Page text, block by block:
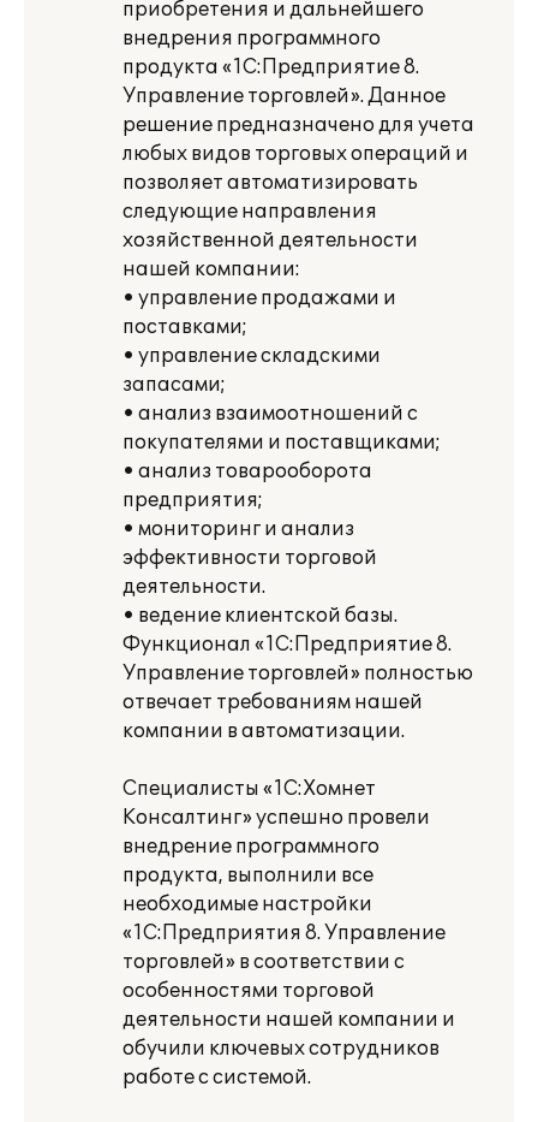
приобретения и дальнейшего
внедрения программного
продукта «1С:Предприятие 8.
Управление торговлей». Данное
решение предназначено для учета
любых видов торговых операций и
позволяет автоматизировать
следующие направления
хозяйственной деятельности
нашей компании:
• управление продажами и
поставками;
• управление складскими
запасами;
• анализ взаимоотношений с
покупателями и поставщиками;
• анализ товарооборота
предприятия;
• мониторинг и анализ
эффективности торговой
деятельности.
• ведение клиентской базы.
Функционал «1С:Предприятие 8.
Управление торговлей» полностью
отвечает требованиям нашей
компании в автоматизации.
Специалисты «1С:Хомнет
Консалтинг» успешно провели
внедрение программного
продукта, выполнили все
необходимые настройки
«1С:Предприятия 8. Управление
торговлей» в соответствии с
особенностями торговой
деятельности нашей компании и
обучили ключевых сотрудников
работе с системой.